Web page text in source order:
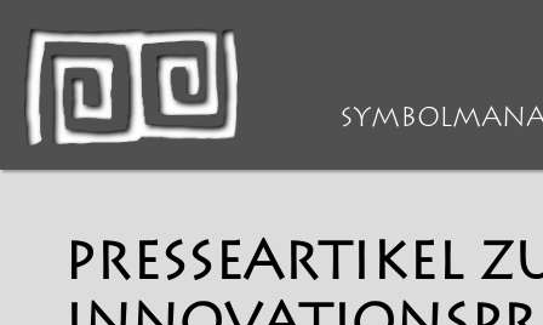
PRESSEARTIKEL
>PRESSE
> Presseartikel zum